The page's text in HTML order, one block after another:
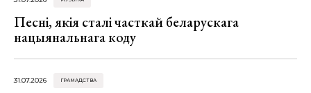
Песні, якія сталі часткай беларускага
нацыянальнага коду
31.07.2026 ГРАМАДСТВА